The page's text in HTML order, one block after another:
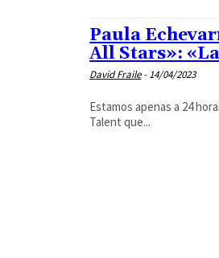
Paula
All Stars»:
David Fraile - 14/04/2023
Estamos apenas a 24
Talent que...